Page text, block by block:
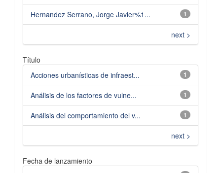
1
Hernandez Serrano, Jorge Javier%1...
next >
Título
1
Acciones urbanísticas de infraest...
1
Análisis de los factores de vulne...
1
Análisis del comportamiento del v...
next >
Fecha de lanzamiento